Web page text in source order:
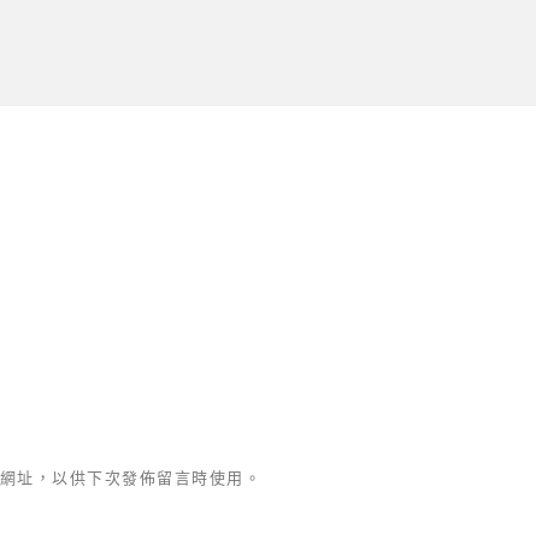
址，以供下次發佈留言時使用。